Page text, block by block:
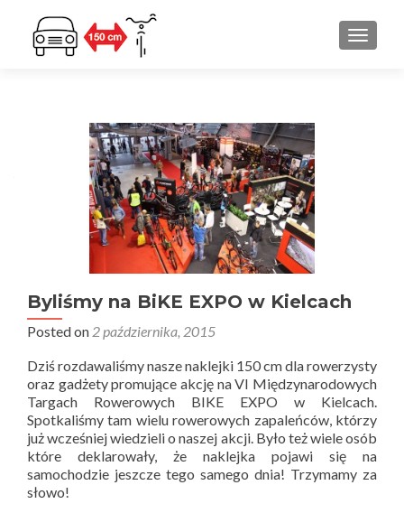
Byliśmy na BiKE EXPO w Kielcach
Posted on 2 października, 2015
Dziś rozdawaliśmy nasze naklejki 150 cm dla rowerzysty
oraz gadżety promujące akcję na VI Międzynarodowych
Targach Rowerowych BIKE EXPO w Kielcach.
Spotkaliśmy tam wielu rowerowych zapaleńców, którzy
już wcześniej wiedzieli o naszej akcji. Było też wiele osób
które deklarowały, że naklejka pojawi się na
samochodzie jeszcze tego samego dnia! Trzymamy za
słowo!
Nawigacja
wpisach